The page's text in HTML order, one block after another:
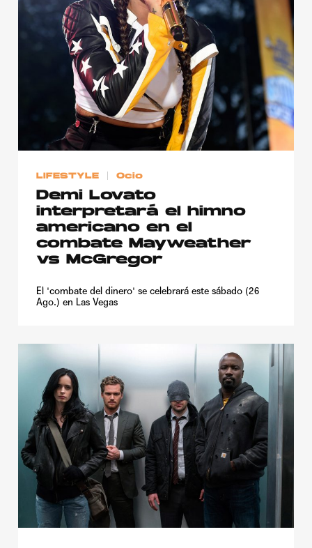
LIFESTYLE Ocio
Demi Lovato
interpretará el himno
americano en el
combate Mayweather
vs McGregor
El 'combate del dinero' se celebrará este sábado (26
Ago.) en Las Vegas